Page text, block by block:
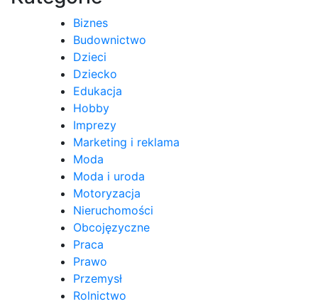
Biznes
Budownictwo
Dzieci
Dziecko
Edukacja
Hobby
Imprezy
Marketing i reklama
Moda
Moda i uroda
Motoryzacja
Nieruchomości
Obcojęzyczne
Praca
Prawo
Przemysł
Rolnictwo